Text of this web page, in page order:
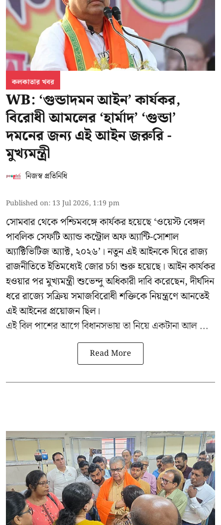
কলকাতার খবর
WB: ‘গুন্ডাদমন আইন’ কার্যকর,
বিরোধী আমলের ‘হার্মাদ’ ‘গুন্ডা’
দমনের জন্য এই আইন জরুরি -
মুখ্যমন্ত্রী
নিজস্ব প্রতিনিধি
Published on: 13 Jul 2026, 1:19 pm
সোমবার থেকে পশ্চিমবঙ্গে কার্যকর হয়েছে ‘ওয়েস্ট বেঙ্গল
পাবলিক সেফটি অ্যান্ড কন্ট্রোল অফ অ্যান্টি-সোশাল
অ্যাক্টিভিটিজ অ্যাক্ট, ২০২৬’। নতুন এই আইনকে ঘিরে রাজ্য
রাজনীতিতে ইতিমধ্যেই জোর চর্চা শুরু হয়েছে। আইন কার্যকর
হওয়ার পর মুখ্যমন্ত্রী শুভেন্দু অধিকারী দাবি করেছেন, দীর্ঘদিন
ধরে রাজ্যে সক্রিয় সমাজবিরোধী শক্তিকে নিয়ন্ত্রণে আনতেই
এই আইনের প্রয়োজন ছিল।
এই বিল পাশের আগে বিধানসভায় তা নিয়ে একটানা আল ...
Read More